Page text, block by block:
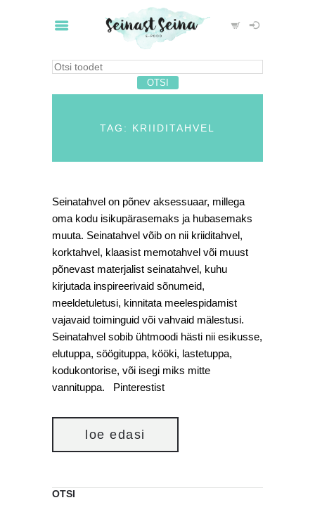
TAG: KRIIDITAHVEL
Seinatahvel on põnev aksessuaar, millega
oma kodu isikupärasemaks ja hubasemaks
muuta. Seinatahvel võib on nii kriiditahvel,
korktahvel, klaasist memotahvel või muust
põnevast materjalist seinatahvel, kuhu
kirjutada inspireerivaid sõnumeid,
meeldetuletusi, kinnitata meelespidamist
vajavaid toiminguid või vahvaid mälestusi.
Seinatahvel sobib ühtmoodi hästi nii esikusse,
elutuppa, söögituppa, kööki, lastetuppa,
kodukontorise, või isegi miks mitte
vannituppa. Pinterestist
loe edasi
OTSI